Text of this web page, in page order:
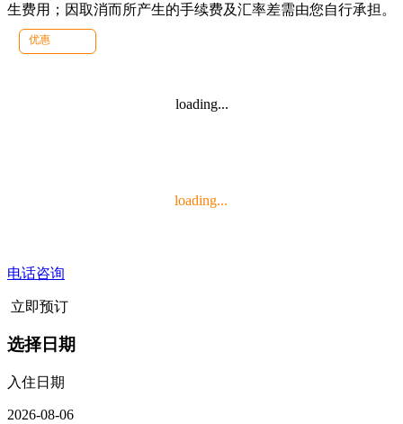
生费用；因取消而所产生的手续费及汇率差需由您自行承担。
优惠
loading...
loading...
电话咨询
立即预订
选择日期
入住日期
2026-08-06